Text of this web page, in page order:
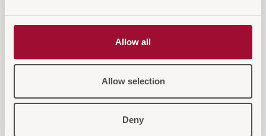
Allow all
Allow selection
Deny
Diese Artikel könnten Sie auch
interessieren